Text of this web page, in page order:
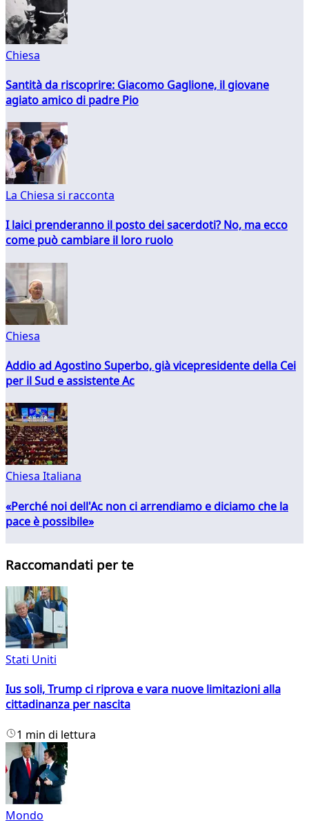
Chiesa
Santità da riscoprire: Giacomo Gaglione, il giovane
agiato amico di padre Pio
La Chiesa si racconta
I laici prenderanno il posto dei sacerdoti? No, ma ecco
come può cambiare il loro ruolo
Chiesa
Addio ad Agostino Superbo, già vicepresidente della Cei
per il Sud e assistente Ac
Chiesa Italiana
«Perché noi dell'Ac non ci arrendiamo e diciamo che la
pace è possibile»
Raccomandati per te
Stati Uniti
Ius soli, Trump ci riprova e vara nuove limitazioni alla
cittadinanza per nascita
1 min di lettura
Mondo